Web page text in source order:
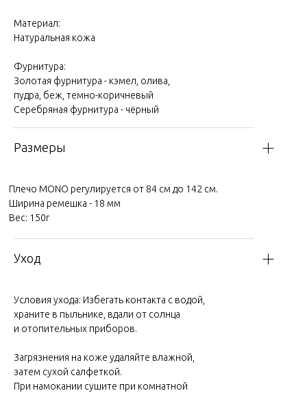
Материал:
Натуральная кожа
Фурнитура:
Золотая фурнитура - кэмел, олива,
пудра, беж, темно-коричневый
Серебряная фурнитура - чёрный
Размеры
Плечо MONO регулируется от 84 см до 142 см.
Ширина ремешка - 18 мм
Вес: 150г
Уход
Условия ухода: Избегать контакта с водой,
храните в пыльнике, вдали от солнца
и отопительных приборов.
Загрязнения на коже удаляйте влажной,
затем сухой салфеткой.
При намокании сушите при комнатной